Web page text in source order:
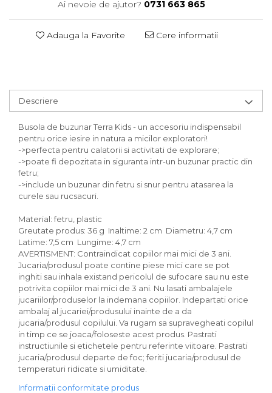
Ai nevoie de ajutor? 0731 663 865
Adauga la Favorite Cere informatii
Descriere
Busola de buzunar Terra Kids - un accesoriu indispensabil
pentru orice iesire in natura a micilor exploratori!
->perfecta pentru calatorii si activitati de explorare;
->poate fi depozitata in siguranta intr-un buzunar practic din
fetru;
->include un buzunar din fetru si snur pentru atasarea la
curele sau rucsacuri.
Material: fetru, plastic
Greutate produs: 36 g Inaltime: 2 cm Diametru: 4,7 cm
Latime: 7,5 cm Lungime: 4,7 cm
AVERTISMENT: Contraindicat copiilor mai mici de 3 ani.
Jucaria/produsul poate contine piese mici care se pot
inghiti sau inhala existand pericolul de sufocare sau nu este
potrivita copiilor mai mici de 3 ani. Nu lasati ambalajele
jucariilor/produselor la indemana copiilor. Indepartati orice
ambalaj al jucariei/produsului inainte de a da
jucaria/produsul copilului. Va rugam sa supravegheati copilul
in timp ce se joaca/foloseste acest produs. Pastrati
instructiunile si etichetele pentru referinte viitoare. Pastrati
jucaria/produsul departe de foc; feriti jucaria/produsul de
temperaturi ridicate si umiditate.
Informatii conformitate produs